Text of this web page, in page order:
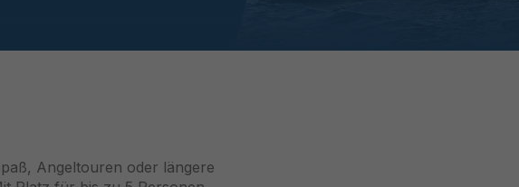
Angeltouren oder längere